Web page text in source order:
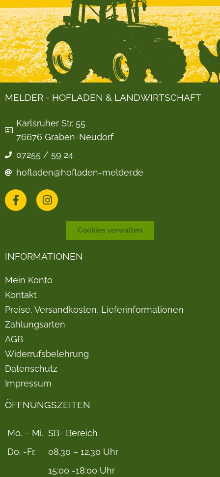
MELDER - HOFLADEN & LANDWIRTSCHAFT
Karlsruher Str. 55
76676 Graben-Neudorf
07255 / 59 24
hofladen@hofladen-melder.de
Cookies verwalten
INFORMATIONEN
Mein Konto
Kontakt
Preise, Versandkosten, Lieferinformationen
Zahlungsarten
AGB
Widerrufsbelehrung
Datenschutz
Impressum
ÖFFNUNGSZEITEN
Mo. – Mi. SB- Bereich
Do. -Fr.
08.30 – 12.30 Uhr
15:00 -18:00 Uhr